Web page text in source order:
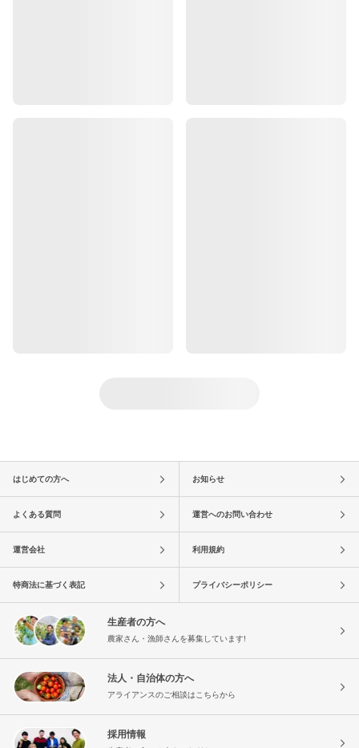
はじめての方へ お知らせ
よくある質問 運営へのお問い合わせ
運営会社 利用規約
特商法に基づく表記 プライバシーポリシー
生産者の方へ
農家さん・漁師さんを募集しています!
法人・自治体の方へ
アライアンスのご相談はこちらから
採用情報